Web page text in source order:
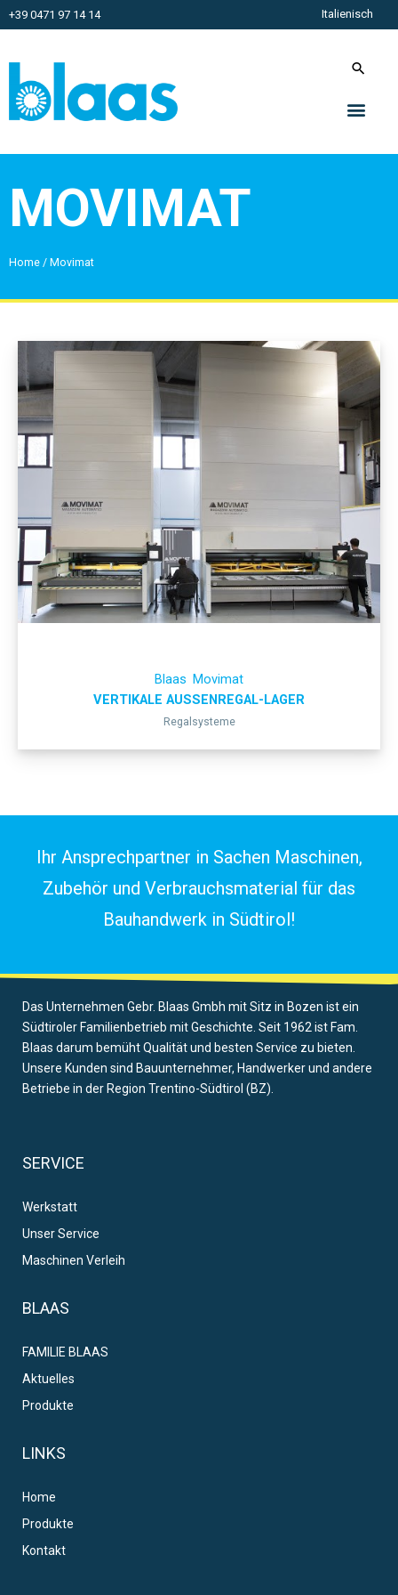
+39 0471 97 14 14 Italienisch
MOVIMAT
Home / Movimat
Blaas Movimat
VERTIKALE AUSSENREGAL-LAGER
Regalsysteme
Ihr Ansprechpartner in Sachen Maschinen,
Zubehör und Verbrauchsmaterial für das
Bauhandwerk in Südtirol!
Das Unternehmen Gebr. Blaas Gmbh mit Sitz in Bozen ist ein
Südtiroler Familienbetrieb mit Geschichte. Seit 1962 ist Fam.
Blaas darum bemüht Qualität und besten Service zu bieten.
Unsere Kunden sind Bauunternehmer, Handwerker und andere
Betriebe in der Region Trentino-Südtirol (BZ).
SERVICE
Werkstatt
Unser Service
Maschinen Verleih
BLAAS
FAMILIE BLAAS
Aktuelles
Produkte
LINKS
Home
Produkte
Kontakt